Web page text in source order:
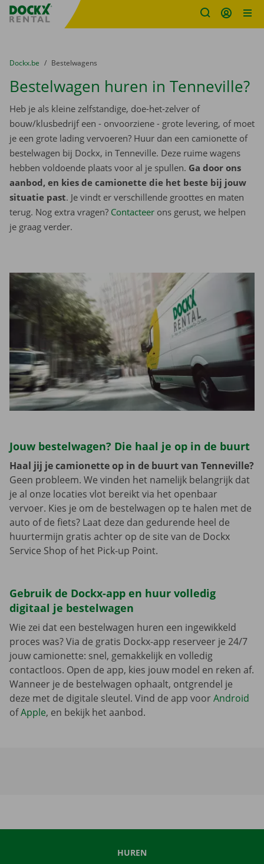
Fratello DEMO
U bevindt zich hier:
van
Dockx.be naar
Bestelwagens
Bestelwagen huren in Tenneville?
Heb je als kleine zelfstandige, doe-het-zelver of
bouw/klusbedrijf een - onvoorziene - grote levering, of moet
je een grote lading vervoeren? Huur dan een camionette of
bestelwagen bij Dockx, in Tenneville. Deze ruime wagens
hebben voldoende plaats voor al je spullen. Ga door ons
aanbod, en kies de camionette die het beste bij jouw
situatie past. Je vindt er verschillende groottes en maten
terug. Nog extra vragen? Contacteer ons gerust, we helpen
je graag verder.
Jouw bestelwagen? Die haal je op in de buurt
Haal jij je camionette op in de buurt van Tenneville?
Geen probleem. We vinden het namelijk belangrijk dat
je al onze locaties vlot bereikt via het openbaar
vervoer. Kies je om de bestelwagen op te halen met de
auto of de fiets? Laat deze dan gedurende heel de
huurtermijn gratis achter op de site van de Dockx
Service Shop of het Pick-up Point.
Gebruik de Dockx-app en huur volledig
digitaal je bestelwagen
Wie zei dat een bestelwagen huren een ingewikkeld
proces was? Via de gratis Dockx-app reserveer je 24/7
jouw camionette: snel, gemakkelijk en volledig
contactloos. Open de app, kies jouw model en reken af.
Wanneer je de bestelwagen ophaalt, ontgrendel je
deze met de digitale sleutel. Vind de app voorAndroid
ofApple, en bekijk het aanbod.
HUREN